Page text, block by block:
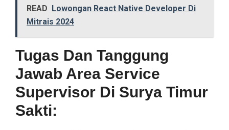
READ Lowongan React Native Developer Di
Mitrais 2024
Tugas Dan Tanggung
Jawab Area Service
Supervisor Di Surya Timur
Sakti: